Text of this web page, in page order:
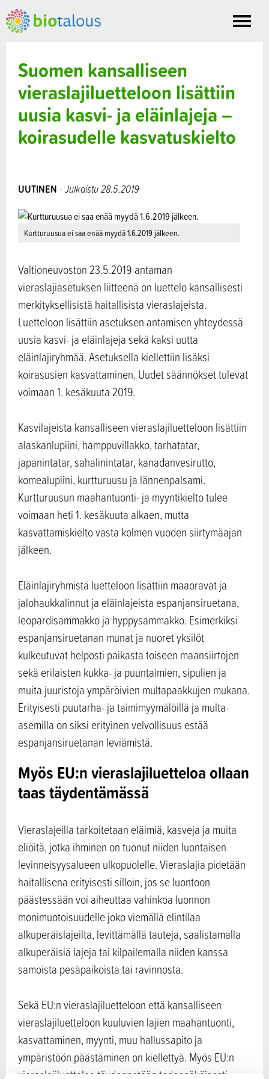
Toggle
Suomen kansalliseen
vieraslajiluetteloon lisättiin
uusia kasvi- ja eläinlajeja –
koirasudelle kasvatuskielto
UUTINEN - Julkaistu 28.5.2019
Kurtturuusua ei saa enää myydä 1.6.2019 jälkeen.
Valtioneuvoston 23.5.2019 antaman
vieraslajiasetuksen liitteenä on luettelo kansallisesti
merkityksellisistä haitallisista vieraslajeista.
Luetteloon lisättiin asetuksen antamisen yhteydessä
uusia kasvi- ja eläinlajeja sekä kaksi uutta
eläinlajiryhmää. Asetuksella kiellettiin lisäksi
koirasusien kasvattaminen. Uudet säännökset tulevat
voimaan 1. kesäkuuta 2019.
Kasvilajeista kansalliseen vieraslajiluetteloon lisättiin
alaskanlupiini, hamppuvillakko, tarhatatar,
japanintatar, sahalinintatar, kanadanvesirutto,
komealupiini, kurtturuusu ja lännenpalsami.
Kurtturuusun maahantuonti- ja myyntikielto tulee
voimaan heti 1. kesäkuuta alkaen, mutta
kasvattamiskielto vasta kolmen vuoden siirtymäajan
jälkeen.
Eläinlajiryhmistä luetteloon lisättiin maaoravat ja
jalohaukkalinnut ja eläinlajeista espanjansiruetana,
leopardisammakko ja hyppysammakko. Esimerkiksi
espanjansiruetanan munat ja nuoret yksilöt
kulkeutuvat helposti paikasta toiseen maansiirtojen
sekä erilaisten kukka- ja puuntaimien, sipulien ja
muita juuristoja ympäröivien multapaakkujen mukana.
Erityisesti puutarha- ja taimimyymälöillä ja multa-
asemilla on siksi erityinen velvollisuus estää
espanjansiruetanan leviämistä.
Myös EU:n vieraslajiluetteloa ollaan
taas täydentämässä
Vieraslajeilla tarkoitetaan eläimiä, kasveja ja muita
eliöitä, jotka ihminen on tuonut niiden luontaisen
levinneisyysalueen ulkopuolelle. Vieraslajia pidetään
haitallisena erityisesti silloin, jos se luontoon
päästessään voi aiheuttaa vahinkoa luonnon
monimuotoisuudelle joko viemällä elintilaa
alkuperäislajeilta, levittämällä tauteja, saalistamalla
alkuperäisiä lajeja tai kilpailemalla niiden kanssa
samoista pesäpaikoista tai ravinnosta.
Sekä EU:n vieraslajiluetteloon että kansalliseen
vieraslajiluetteloon kuuluvien lajien maahantuonti,
kasvattaminen, myynti, muu hallussapito ja
ympäristöön päästäminen on kiellettyä. Myös EU:n
vieraslajiluetteloa täydennetään todennäköisesti